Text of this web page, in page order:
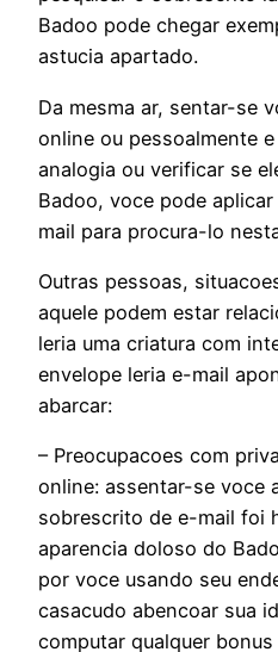
Badoo pode chegar
astucia apartado.
Da mesma ar, sentar-se
online ou pessoalmente
analogia ou verificar se
Badoo, voce pode
mail para procura-lo
Outras pessoas,
aquele podem estar
leria uma criatura com
envelope leria e-mail
abarcar:
– Preocupacoes com
online: assentar-se voce
sobrescrito de e-mail foi
aparencia doloso do
por voce usando seu
casacudo abencoar sua
computar qualquer